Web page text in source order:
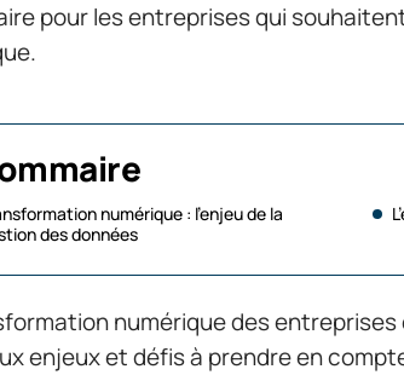
pour les entreprises qui
numérique : l’enjeu de la
des données
numérique des
enjeux et défis à prendre en